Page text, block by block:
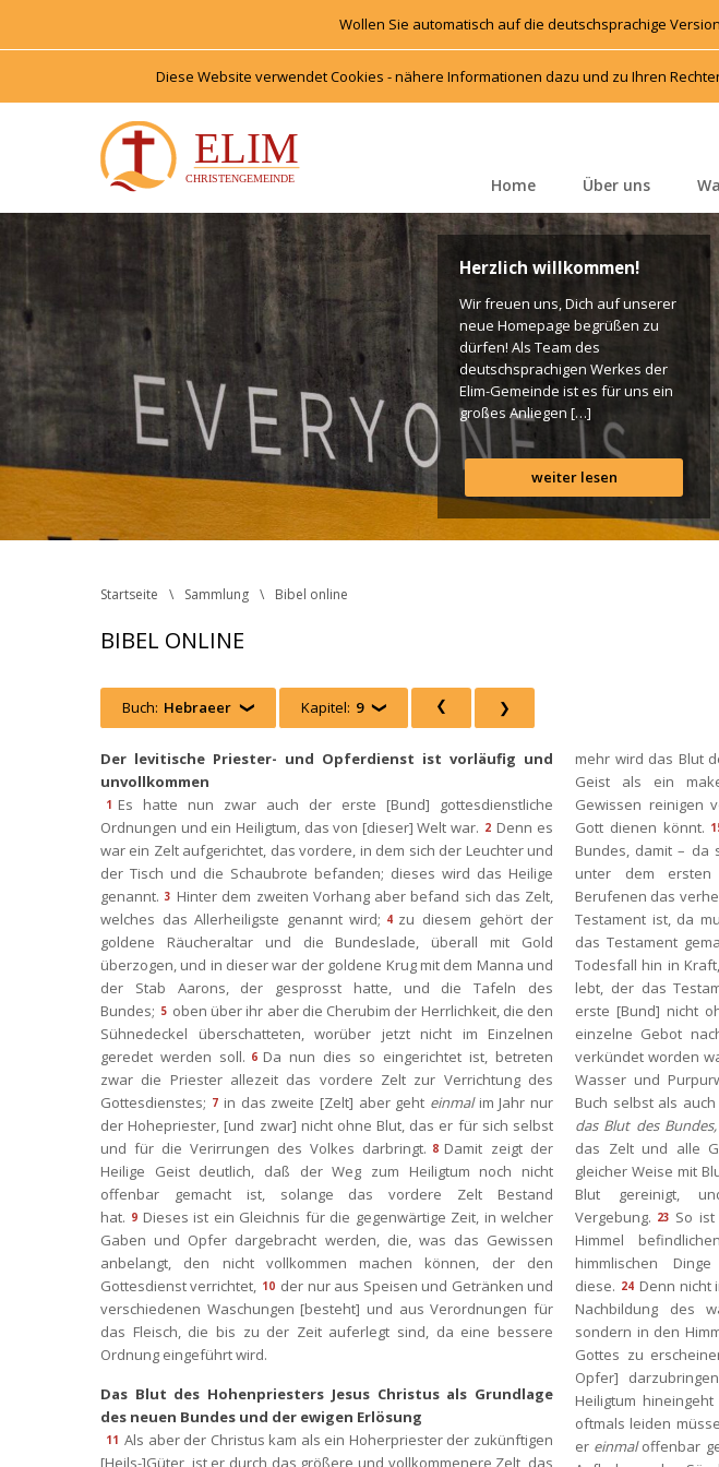
Wollen Sie automatisch auf die deutschsprachige
Diese Website verwendet Cookies - nähere Informationen dazu und zu Ihren
Home Über un
Herzlich willkommen!
Wir freuen uns, Dich auf unserer
neue Homepage begrüßen zu
dürfen! Als Team des
deutschsprachigen Werkes der
Elim-Gemeinde ist es für uns ein
großes Anliegen […]
weiter lesen
Startseite Sammlung Bibel online
BIBEL ONLINE
Buch: Hebraeer Kapitel: 9
Der levitische Priester- und Opferdienst ist vorläufig und
unvollkommen
1 Es hatte nun zwar auch der erste [Bund] gottesdienstliche
Ordnungen und ein Heiligtum, das von [dieser] Welt war. 2 Denn es
war ein Zelt aufgerichtet, das vordere, in dem sich der Leuchter und
der Tisch und die Schaubrote befanden; dieses wird das Heilige
genannt. 3 Hinter dem zweiten Vorhang aber befand sich das Zelt,
welches das Allerheiligste genannt wird; 4 zu diesem gehört der
goldene Räucheraltar und die Bundeslade, überall mit Gold
überzogen, und in dieser war der goldene Krug mit dem Manna und
der Stab Aarons, der gesprosst hatte, und die Tafeln des
Bundes; 5 oben über ihr aber die Cherubim der Herrlichkeit, die den
Sühnedeckel überschatteten, worüber jetzt nicht im Einzelnen
geredet werden soll. 6 Da nun dies so eingerichtet ist, betreten
zwar die Priester allezeit das vordere Zelt zur Verrichtung des
Gottesdienstes; 7 in das zweite [Zelt] aber geht einmal im Jahr nur
der Hohepriester, [und zwar] nicht ohne Blut, das er für sich selbst
und für die Verirrungen des Volkes darbringt. 8 Damit zeigt der
Heilige Geist deutlich, daß der Weg zum Heiligtum noch nicht
offenbar gemacht ist, solange das vordere Zelt Bestand
hat. 9 Dieses ist ein Gleichnis für die gegenwärtige Zeit, in welcher
Gaben und Opfer dargebracht werden, die, was das Gewissen
anbelangt, den nicht vollkommen machen können, der den
Gottesdienst verrichtet, 10 der nur aus Speisen und Getränken und
verschiedenen Waschungen [besteht] und aus Verordnungen für
das Fleisch, die bis zu der Zeit auferlegt sind, da eine bessere
Ordnung eingeführt wird.
Das Blut des Hohenpriesters Jesus Christus als Grundlage
des neuen Bundes und der ewigen Erlösung
11 Als aber der Christus kam als ein Hoherpriester der zukünftigen
[Heils-]Güter, ist er durch das größere und vollkommenere Zelt, das
mehr wird das Blut
Geist als ein
Gewissen reinigen
Gott dienen könnt.
Bundes, damit – da
unter dem ersten
Berufenen das
Testament ist, da
das Testament
Todesfall hin in
lebt, der das
erste [Bund] nicht
einzelne Gebot
verkündet worden
Wasser und
Buch selbst als
das Blut des
das Zelt und alle
gleicher Weise mit
Blut gereinigt,
Vergebung. 23 So
Himmel
himmlischen
diese. 24 Denn nicht
Nachbildung des
ondern in den
Gottes zu
Opfer]
Heiligtum
oftmals leiden
er einmal offenbar